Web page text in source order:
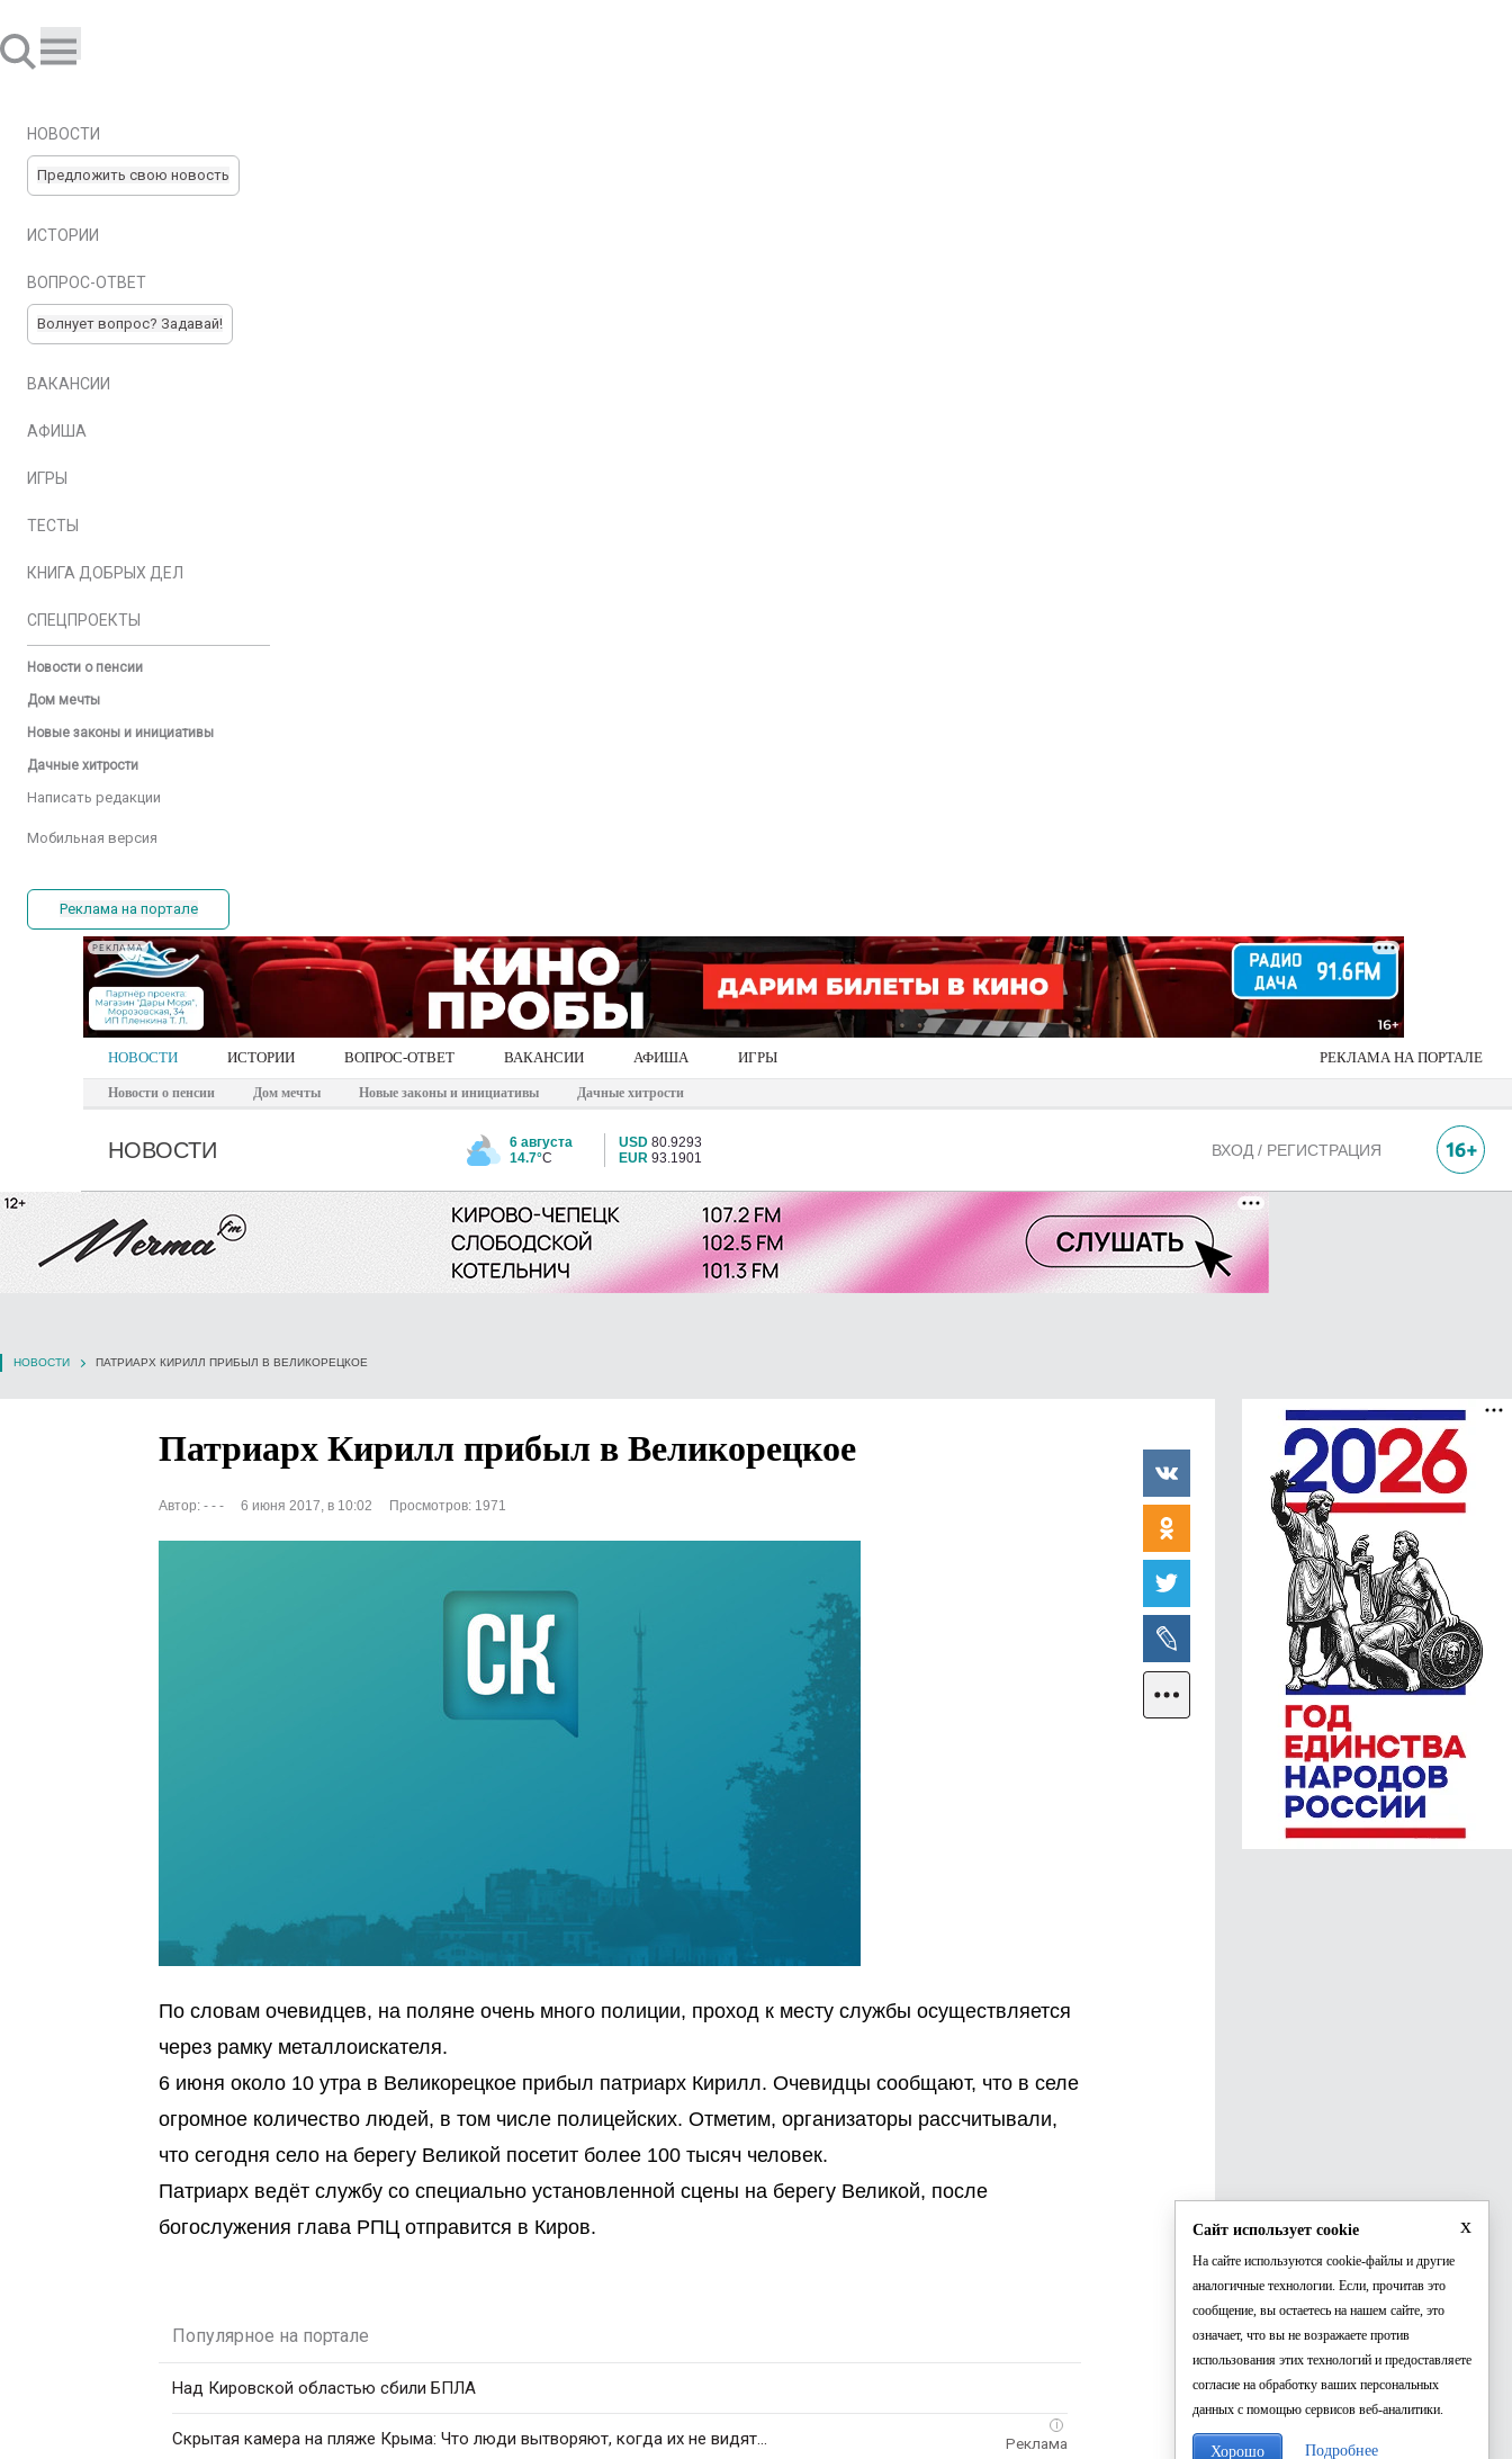
НОВОСТИ
Предложить свою новость
ИСТОРИИ
ВОПРОС-ОТВЕТ
Волнует вопрос? Задавай!
ВАКАНСИИ
АФИША
ИГРЫ
ТЕСТЫ
КНИГА ДОБРЫХ ДЕЛ
СПЕЦПРОЕКТЫ
Новости о пенсии
Дом мечты
Новые законы и инициативы
Дачные хитрости
Написать редакции
Мобильная версия
Реклама на портале
РЕКЛАМА
НОВОСТИ ИСТОРИИ ВОПРОС-ОТВЕТ ВАКАНСИИ АФИША ИГРЫ РЕКЛАМА НА ПОРТАЛЕ
Новости о пенсии Дом мечты Новые законы и инициативы Дачные хитрости
НОВОСТИ
6 августа
14.7°C
USD 80.9293
EUR 93.1901 ВХОД / РЕГИСТРАЦИЯ
НОВОСТИ ПАТРИАРХ КИРИЛЛ ПРИБЫЛ В ВЕЛИКОРЕЦКОЕ
Патриарх Кирилл прибыл в Великорецкое
Автор: - - - 6 июня 2017, в 10:02 Просмотров: 1971
По словам очевидцев, на поляне очень много полиции, проход к месту службы осуществляется
через рамку металлоискателя.
6 июня около 10 утра в Великорецкое прибыл патриарх Кирилл. Очевидцы сообщают, что в селе
огромное количество людей, в том числе полицейских. Отметим, организаторы рассчитывали,
что сегодня село на берегу Великой посетит более 100 тысяч человек.
Патриарх ведёт службу со специально установленной сцены на берегу Великой, после
богослужения глава РПЦ отправится в Киров.
Популярное на портале
Над Кировской областью сбили БПЛА
i
Скрытая камера на пляже Крыма: Что люди вытворяют, когда их не видят...
x
Сайт использует cookie
На сайте используются cookie-файлы и другие
аналогичные технологии. Если, прочитав это
сообщение, вы остаетесь на нашем сайте, это
означает, что вы не возражаете против
использования этих технологий и предоставляете
согласие на обработку ваших персональных
данных с помощью сервисов веб-аналитики.
Хорошо Подробнее